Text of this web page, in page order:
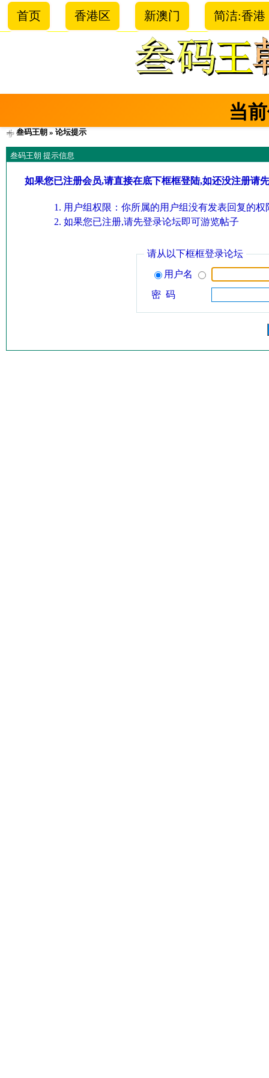
首页 香港区 新澳门 简洁:香港
当
叁码王朝 » 论坛提示
叁码王朝 提示信息
如果您已注册会员,请直接在底下框框登陆,如还没注册请
用户组权限：你所属的用户组没有发表回复的权
如果您已注册,请先登录论坛即可游览帖子
请从以下框框登录论坛
用户名
密 码